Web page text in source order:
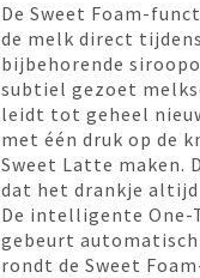
De Sweet Foam-
de melk direct
bijbehorende
subtiel gezoet
leidt tot geheel
met één druk op de
Sweet Latte maken.
dat het drankje
De intelligente One-
gebeurt automatisch
rondt de Sweet